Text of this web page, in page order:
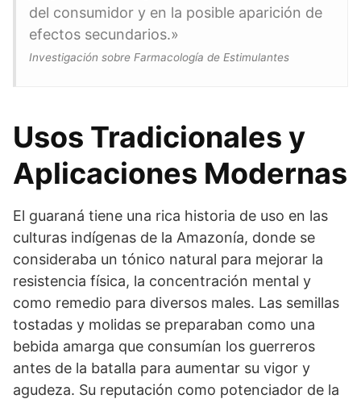
del consumidor y en la posible aparición de
efectos secundarios.»
Investigación sobre Farmacología de Estimulantes
Usos Tradicionales y
Aplicaciones Modernas
El guaraná tiene una rica historia de uso en las
culturas indígenas de la Amazonía, donde se
consideraba un tónico natural para mejorar la
resistencia física, la concentración mental y
como remedio para diversos males. Las semillas
tostadas y molidas se preparaban como una
bebida amarga que consumían los guerreros
antes de la batalla para aumentar su vigor y
agudeza. Su reputación como potenciador de la